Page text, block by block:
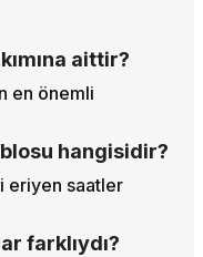
aittir?
en önemli
hangisidir?
eriyen saatler
farklıydı?